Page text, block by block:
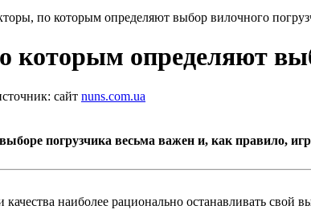
по которым определяют выбор вилочного
которым определяют
сайт nuns.com.ua
погрузчика весьма важен и, как правило,
наиболее рационально останавливать